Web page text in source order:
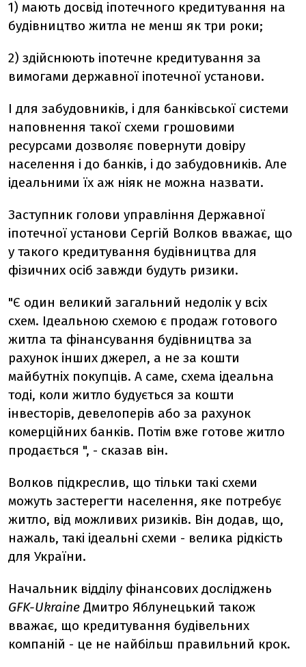
1) мають досвід іпотечного кредитування на
будівництво житла не менш як три роки;
2) здійснюють іпотечне кредитування за
вимогами державної іпотечної установи.
І для забудовників, і для банківської системи
наповнення такої схеми грошовими
ресурсами дозволяє повернути довіру
населення і до банків, і до забудовників. Але
ідеальними їх аж ніяк не можна назвати.
Заступник голови управління Державної
іпотечної установи Сергій Волков вважає, що
у такого кредитування будівництва для
фізичних осіб завжди будуть ризики.
"Є один великий загальний недолік у всіх
схем. Ідеальною схемою є продаж готового
житла та фінансування будівництва за
рахунок інших джерел, а не за кошти
майбутніх покупців. А саме, схема ідеальна
тоді, коли житло будується за кошти
інвесторів, девелоперів або за рахунок
комерційних банків. Потім вже готове житло
продається ", - сказав він.
Волков підкреслив, що тільки такі схеми
можуть застерегти населення, яке потребує
житло, від можливих ризиків. Він додав, що,
нажаль, такі ідеальні схеми - велика рідкість
для України.
Начальник відділу фінансових досліджень
GFK-Ukraine Дмитро Яблунецький також
вважає, що кредитування будівельних
компаній - це не найбільш правильний крок.